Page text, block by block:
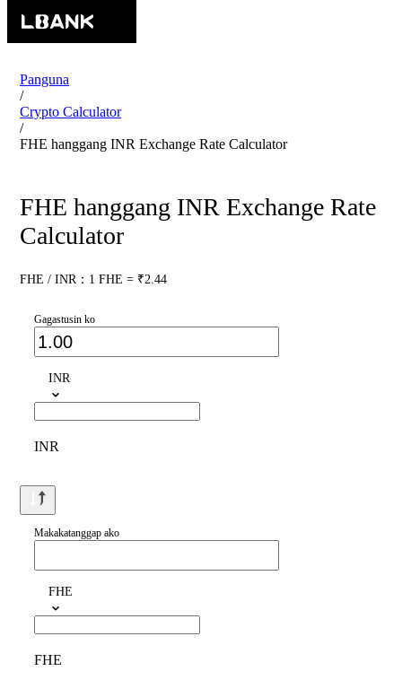
Panguna
/
Crypto Calculator
/
FHE hanggang INR Exchange Rate Calculator
FHE hanggang INR Exchange Rate
Calculator
FHE / INR：1 FHE = ₹2.44
Gagastusin ko
INR
INR
Makakatanggap ako
FHE
FHE